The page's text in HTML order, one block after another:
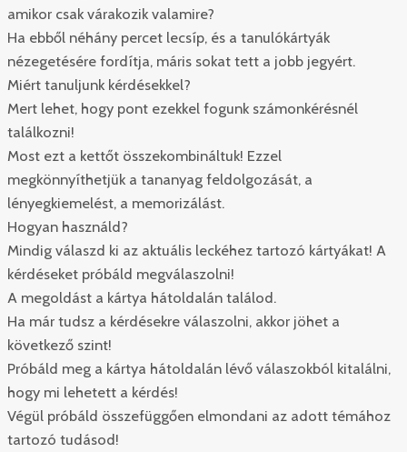
amikor csak várakozik valamire?
Ha ebből néhány percet lecsíp, és a tanulókártyák
nézegetésére fordítja, máris sokat tett a jobb jegyért.
Miért tanuljunk kérdésekkel?
Mert lehet, hogy pont ezekkel fogunk számonkérésnél
találkozni!
Most ezt a kettőt összekombináltuk! Ezzel
megkönnyíthetjük a tananyag feldolgozását, a
lényegkiemelést, a memorizálást.
Hogyan használd?
Mindig válaszd ki az aktuális leckéhez tartozó kártyákat! A
kérdéseket próbáld megválaszolni!
A megoldást a kártya hátoldalán találod.
Ha már tudsz a kérdésekre válaszolni, akkor jöhet a
következő szint!
Próbáld meg a kártya hátoldalán lévő válaszokból kitalálni,
hogy mi lehetett a kérdés!
Végül próbáld összefüggően elmondani az adott témához
tartozó tudásod!